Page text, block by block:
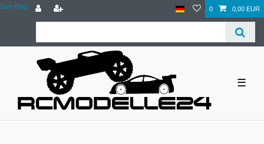
Zum Blog 0 0,00 EUR
☰